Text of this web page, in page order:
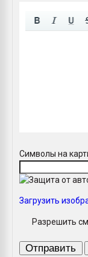
Символы на
Загрузить
Разрешить